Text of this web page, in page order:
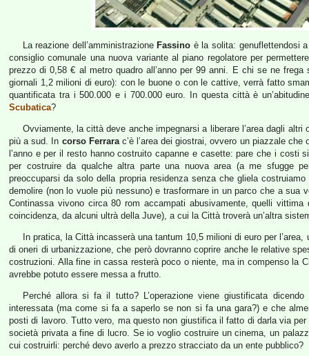
La reazione dell’amministrazione Fassino è la solita: genuflettendosi
consiglio comunale una nuova variante al piano regolatore per
prezzo di 0,58 € al metro quadro all’anno per 99 anni. E chi se ne
giornali 1,2 milioni di euro): con le buone o con le cattive, verrà fatto
quantificata tra i 500.000 e i 700.000 euro. In questa città è
Scubatica?
Ovviamente, la città deve anche impegnarsi a liberare l’area dagli
più a sud. In corso Ferrarac’è l’area dei giostrai, ovvero un piazzale
l’anno e per il resto hanno costruito capanne e casette: pare che i
per costruire da qualche altra parte una nuova area (a me sfugge
preoccuparsi da solo della propria residenza senza che gliela
demolire (non lo vuole più nessuno) e trasformare in un parco che a sua
Continassa vivono circa 80 rom accampati abusivamente, quelli vittima
coincidenza, da alcuni ultrà della Juve), a cui la Città troverà un’altra
In pratica, la Città incasserà una tantum 10,5 milioni di euro per
di oneri di urbanizzazione, che però dovranno coprire anche le relative
costruzioni. Alla fine in cassa resterà poco o niente, ma in compenso la
avrebbe potuto essere messa a frutto.
Perché allora si fa il tutto? L’operazione viene giustificata
interessata (ma come si fa a saperlo se non si fa una gara?) e che
posti di lavoro. Tutto vero, ma questo non giustifica il fatto di darla via
società privata a fine di lucro. Se io voglio costruire un cinema, un
cui costruirli: perché devo averlo a prezzo stracciato da un ente pubblico?